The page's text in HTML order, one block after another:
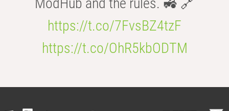
https://t.co/7FvsBZ4tzF
https://t.co/OhR5kbODTM